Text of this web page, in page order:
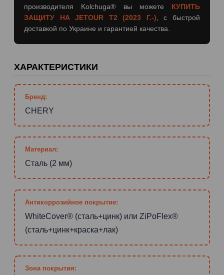
производителя Kolchuga® вы можете КУПИТЬ
ЗАЩИТУ НА JETOUR T2 (2023 Г.-) , с быстрой
доставкой по Украине и гарантией качества.
ХАРАКТЕРИСТИКИ
Бренд:
CHERY
Материал:
Сталь (2 мм)
Антикоррозийное покрытие:
WhiteCover® (сталь+цинк) или ZiPoFlex®
(сталь+цинк+краска+лак)
Зона покрытия: